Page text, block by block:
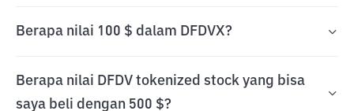
Berapa nilai 100 $ dalam DFDVX?
Berapa nilai DFDV tokenized stock yang bisa
saya beli dengan 500 $?